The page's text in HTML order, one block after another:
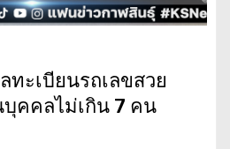
ะเบียนรถเลขสวย
คคลไม่เกิน 7 คน